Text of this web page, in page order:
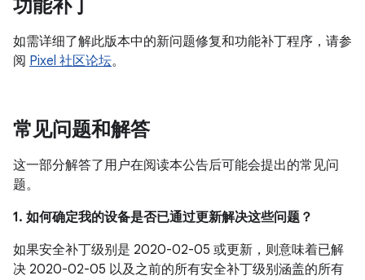
功能补丁
如需详细了解此版本中的新问题修复和功能补丁程序，请参
阅 Pixel 社区论坛。
常见问题和解答
这一部分解答了用户在阅读本公告后可能会提出的常见问
题。
1. 如何确定我的设备是否已通过更新解决这些问题？
如果安全补丁级别是 2020-02-05 或更新，则意味着已解
决 2020-02-05 以及之前的所有安全补丁级别涵盖的所有